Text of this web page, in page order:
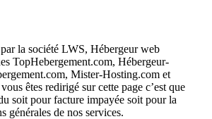
la société LWS, Hébergeur web
TopHebergement.com, Hébergeur-
Mister-Hosting.com et
êtes redirigé sur cette page c’est que
soit pour facture impayée soit pour la
générales de nos services.